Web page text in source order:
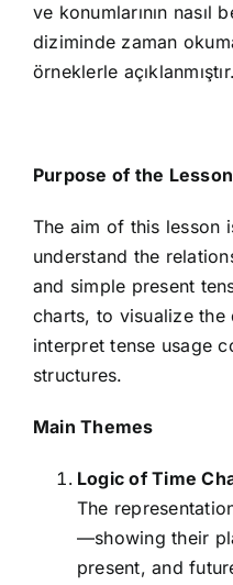
ve konumlarının nasıl
diziminde zaman
örneklerle açıklanmıştır.
Purpose of the Lesson
The aim of this lesson
understand the
and simple present
charts, to visualize
interpret tense usage
structures.
Main Themes
Logic of Time
The
—showing their
present, and